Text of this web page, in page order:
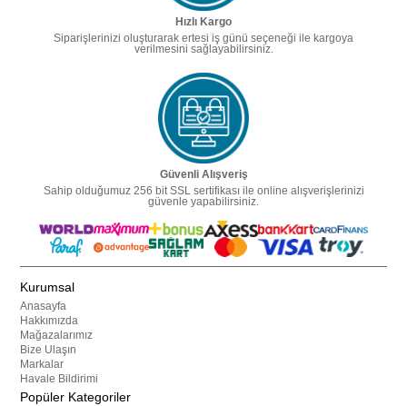
Hızlı Kargo
Siparişlerinizi oluşturarak ertesi iş günü seçeneği ile kargoya
verilmesini sağlayabilirsiniz.
Güvenli Alışveriş
Sahip olduğumuz 256 bit SSL sertifikası ile online alışverişlerinizi
güvenle yapabilirsiniz.
Kurumsal
Anasayfa
Hakkımızda
Mağazalarımız
Bize Ulaşın
Markalar
Havale Bildirimi
Popüler Kategoriler